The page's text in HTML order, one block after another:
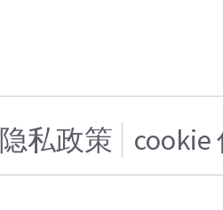
隐私政策 cookie